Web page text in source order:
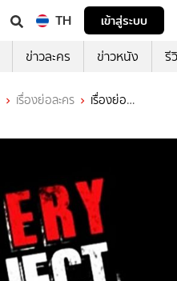
TH
เข้าสู่ระบบ
ข่าวละคร ข่าวหนัง รี
เรื่องย่อละคร
เรื่องย่อ